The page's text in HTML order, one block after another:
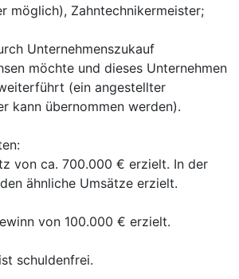
möglich), Zahntechnikermeister;
Unternehmenszukauf
möchte und dieses Unternehmen
(ein angestellter
kann übernommen werden).
von ca. 700.000 € erzielt. In der
ähnliche Umsätze erzielt.
von 100.000 € erzielt.
schuldenfrei.